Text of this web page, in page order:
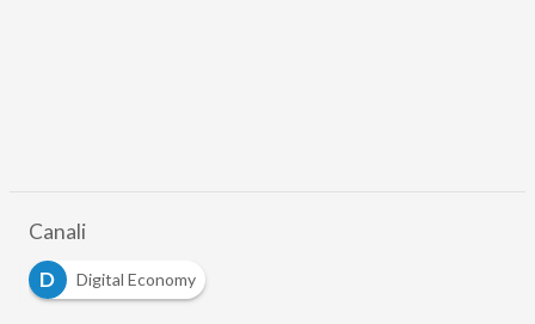
Canali
D
Digital Economy